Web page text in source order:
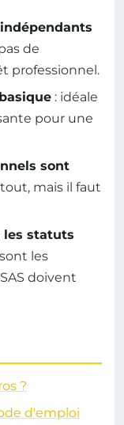
de
professionnel.
: idéale
pour une
sont
mais il faut
les statuts
les
doivent
?
d'emploi